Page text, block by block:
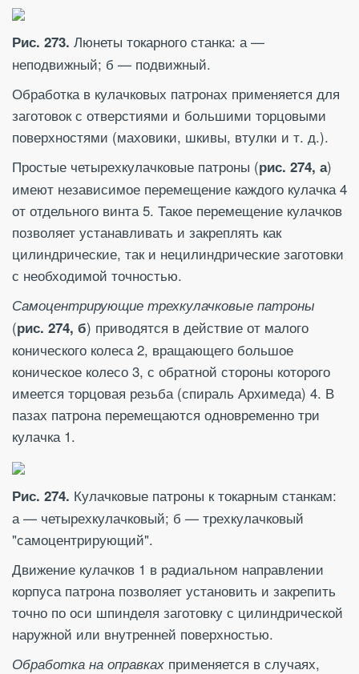
Рис. 273. Люнеты токарного станка: а —
неподвижный; б — подвижный.
Обработка в кулачковых патронах применяется для
заготовок с отверстиями и большими торцовыми
поверхностями (маховики, шкивы, втулки и т. д.).
Простые четырехкулачковые патроны (рис. 274, а)
имеют независимое перемещение каждого кулачка 4
от отдельного винта 5. Такое перемещение кулачков
позволяет устанавливать и закреплять как
цилиндрические, так и нецилиндрические заготовки
с необходимой точностью.
Самоцентрирующие трехкулачковые патроны
(рис. 274, б) приводятся в действие от малого
конического колеса 2, вращающего большое
коническое колесо 3, с обратной стороны которого
имеется торцовая резьба (спираль Архимеда) 4. В
пазах патрона перемещаются одновременно три
кулачка 1.
Рис. 274. Кулачковые патроны к токарным станкам:
а — четырехкулачковый; б — трехкулачковый
"самоцентрирующий".
Движение кулачков 1 в радиальном направлении
корпуса патрона позволяет установить и закрепить
точно по оси шпинделя заготовку с цилиндрической
наружной или внутренней поверхностью.
Обработка на оправках применяется в случаях,